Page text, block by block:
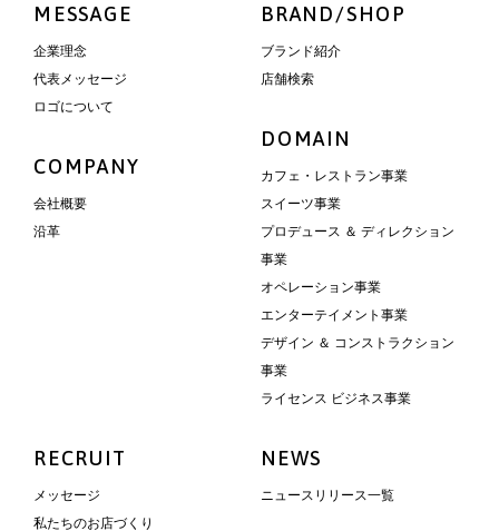
MESSAGE
企業理念
代表メッセージ
ロゴについて
COMPANY
会社概要
沿革
BRAND/SHOP
ブランド紹介
店舗検索
DOMAIN
カフェ・レストラン事業
スイーツ事業
プロデュース ＆ ディレクション
事業
オペレーション事業
エンターテイメント事業
デザイン ＆ コンストラクション
事業
ライセンス ビジネス事業
RECRUIT
メッセージ
私たちのお店づくり
NEWS
ニュースリリース一覧